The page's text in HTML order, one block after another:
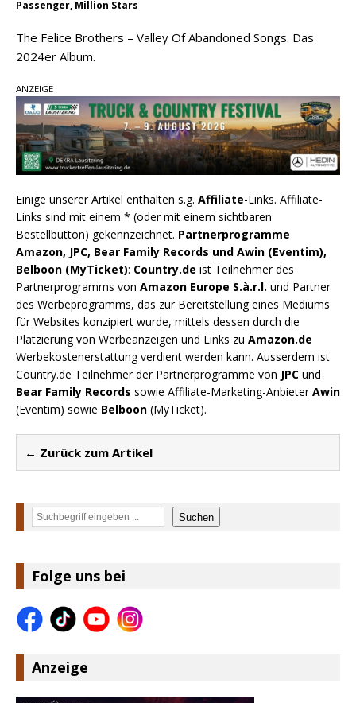
Passenger, Million Stars
The Felice Brothers – Valley Of Abandoned Songs. Das
2024er Album.
ANZEIGE
Einige unserer Artikel enthalten s.g. Affiliate-Links. Affiliate-
Links sind mit einem * (oder mit einem sichtbaren
Bestellbutton) gekennzeichnet. Partnerprogramme
Amazon, JPC, Bear Family Records und Awin (Eventim),
Belboon (MyTicket): Country.de ist Teilnehmer des
Partnerprogramms von Amazon Europe S.à.r.l. und Partner
des Werbeprogramms, das zur Bereitstellung eines Mediums
für Websites konzipiert wurde, mittels dessen durch die
Platzierung von Werbeanzeigen und Links zu Amazon.de
Werbekostenerstattung verdient werden kann. Ausserdem ist
Country.de Teilnehmer der Partnerprogramme von JPC und
Bear Family Records sowie Affiliate-Marketing-AnbieterAwin
(Eventim) sowie Belboon (MyTicket).
← Zurück zum Artikel
Suchen Suchen
Folge uns bei
Anzeige